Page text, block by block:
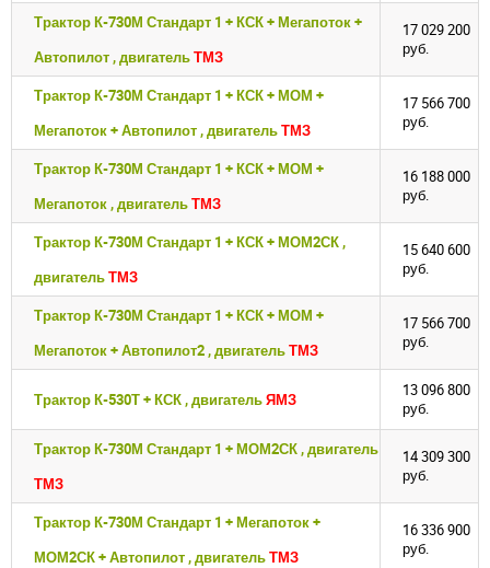
Трактор К-730М Стандарт 1 + КСК + Мегапоток +
Автопилот , двигательТМЗ
17 029 200
руб.
Трактор К-730М Стандарт 1 + КСК + МОМ +
Мегапоток + Автопилот , двигательТМЗ
17 566 700
руб.
Трактор К-730М Стандарт 1 + КСК + МОМ +
Мегапоток , двигательТМЗ
16 188 000
руб.
Трактор К-730М Стандарт 1 + КСК + МОМ2СК ,
двигательТМЗ
15 640 600
руб.
Трактор К-730М Стандарт 1 + КСК + МОМ +
Мегапоток + Автопилот2 , двигательТМЗ
17 566 700
руб.
Трактор К-530Т + КСК , двигательЯМЗ
13 096 800
руб.
Трактор К-730М Стандарт 1 + МОМ2СК , двигатель
ТМЗ
14 309 300
руб.
Трактор К-730М Стандарт 1 + Мегапоток +
МОМ2СК + Автопилот , двигательТМЗ
16 336 900
руб.